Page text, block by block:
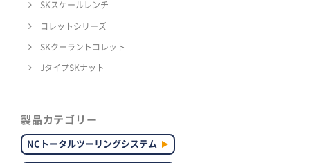
SKスケールレンチ
コレットシリーズ
SKクーラントコレット
JタイプSKナット
製品カテゴリー
NCトータルツーリングシステム